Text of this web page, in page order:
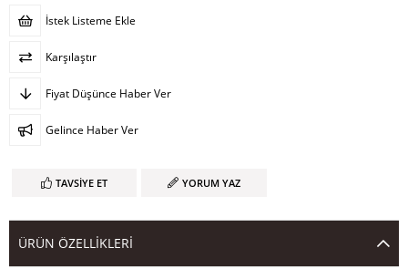
İstek Listeme Ekle
Karşılaştır
Fiyat Düşünce Haber Ver
Gelince Haber Ver
TAVSIYE ET YORUM YAZ
ÜRÜN ÖZELLIKLERI